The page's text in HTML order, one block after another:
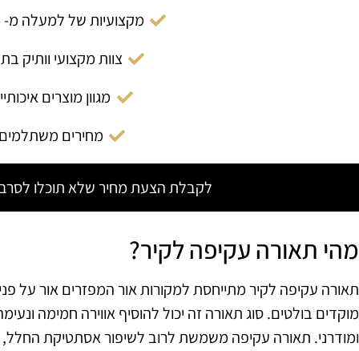
מקצועיות של למעלה מ- 14 שנה
צוות מקצועי וותיק
מגוון מוצרים
מחירים
לקבלת הצעת מחיר שלא תוכלו לסרב
מהי תאורה עקיפה לקיר?
תאורה עקיפה לקיר מתייחסת למקורות אור המפזרים אור על
מוקדים בולטים. סוג תאורה זה יכול להוסיף אווירה חמימה
ומודרני. תאורה עקיפה משמשת לרוב לשיפור אסתטיקת החלל,